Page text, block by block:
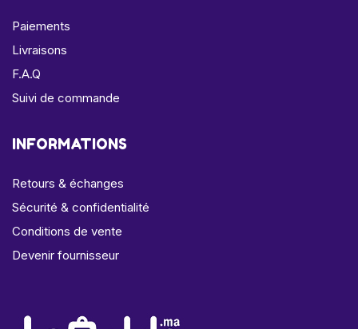
Paiements
Livraisons
F.A.Q
Suivi de commande
INFORMATIONS
Retours & échanges
Sécurité & confidentialité
Conditions de vente
Devenir fournisseur